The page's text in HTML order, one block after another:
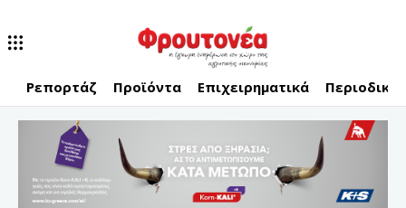
Ρεπορτάζ Προϊόντα Επιχειρηματικά Περιοδικό